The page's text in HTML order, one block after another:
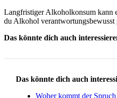
Langfristiger Alkoholkonsum kann
du Alkohol verantwortungsbewusst
Das könnte dich auch
Das könnte dich auch
Woher kommt der